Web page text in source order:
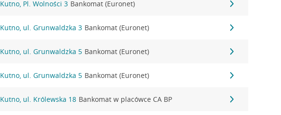
Kutno, Pl. Wolności 3 Bankomat (Euronet)
Kutno, ul. Grunwaldzka 3 Bankomat (Euronet)
Kutno, ul. Grunwaldzka 5 Bankomat (Euronet)
Kutno, ul. Grunwaldzka 5 Bankomat (Euronet)
Kutno, ul. Królewska 18 Bankomat w placówce CA BP